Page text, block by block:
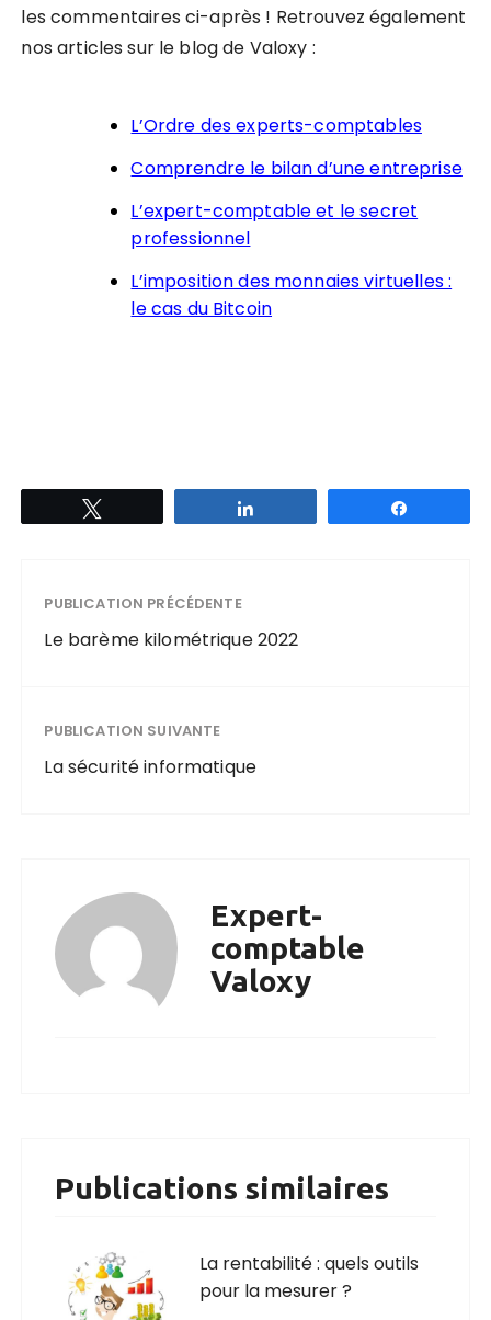
les commentaires ci-après ! Retrouvez également
nos articles sur le blog de Valoxy :
L’Ordre des experts-comptables
Comprendre le bilan d’une entreprise
L’expert-comptable et le secret
professionnel
L’imposition des monnaies virtuelles :
le cas du Bitcoin
PUBLICATION PRÉCÉDENTE
Le barème kilométrique 2022
PUBLICATION SUIVANTE
La sécurité informatique
Expert-
comptable
Valoxy
Publications similaires
La rentabilité : quels outils
pour la mesurer ?